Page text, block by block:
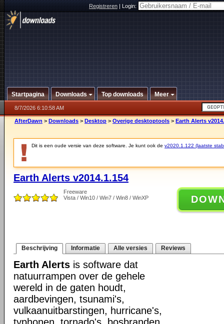
Registreren|Login:
Startpagina Downloads Top downloads Meer
8/7/2026 6:10:58 AM
AfterDawn > Downloads > Desktop > Overige desktoptools > Earth Alerts
Dit is een oude versie van deze software. Je kunt ook de v2020.1.122 (laatste
Earth Alerts v2014.1.154
Freeware
Vista / Win10 / Win7 / Win8 / WinXP
Beschrijving Informatie Alle versies Reviews
Earth Alerts is software dat
natuurrampen over de gehele
wereld in de gaten houdt,
aardbevingen, tsunami's,
vulkaanuitbarstingen, hurricane's,